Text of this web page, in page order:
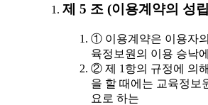
제 5 조 (이용계약의 성
① 이용계약은 이용자
육정보원의 이용 승낙
② 제 1항의 규정에 의
을 할 때에는 교육정보
요로 하는